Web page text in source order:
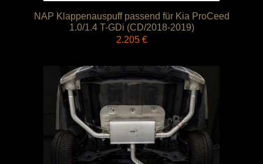
NAP Klappenauspuff passend für Kia ProCeed
1.0/1.4 T-GDi (CD/2018-2019)
2.205 €